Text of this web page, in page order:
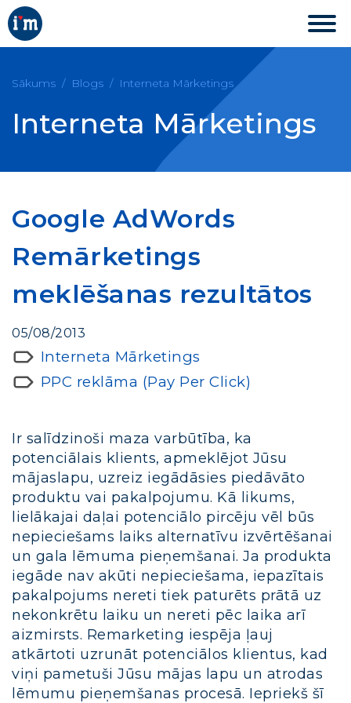
Sākums Blogs Interneta Mārketings
Interneta Mārketings
Google AdWords
Remārketings
meklēšanas rezultātos
05/08/2013
Interneta Mārketings
PPC reklāma (Pay Per Click)
Ir salīdzinoši maza varbūtība, ka
potenciālais klients, apmeklējot Jūsu
mājaslapu, uzreiz iegādāsies piedāvāto
produktu vai pakalpojumu. Kā likums,
lielākajai daļai potenciālo pircēju vēl būs
nepieciešams laiks alternatīvu izvērtēšanai
un gala lēmuma pieņemšanai. Ja produkta
iegāde nav akūti nepieciešama, iepazītais
pakalpojums nereti tiek paturēts prātā uz
nekonkrētu laiku un nereti pēc laika arī
aizmirsts. Remarketing iespēja ļauj
atkārtoti uzrunāt potenciālos klientus, kad
viņi pametuši Jūsu mājas lapu un atrodas
lēmumu pieņemšanas procesā. Iepriekš šī